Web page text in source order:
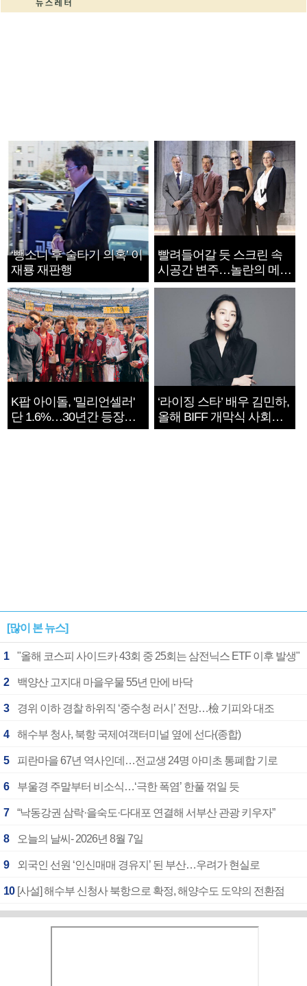
‘뺑소니 후 술타기 의혹’ 이
재룡 재판행
빨려들어갈 듯 스크린 속
시공간 변주…놀란의 메시
지는 ‘전쟁 속죄’
K팝 아이돌, '밀리언셀러'
단 1.6%…30년간 등장
1182개팀 전수조사
‘라이징 스타’ 배우 김민하,
올해 BIFF 개막식 사회자
확정
[많이 본 뉴스]
1 "올해 코스피 사이드카 43회 중 25회는 삼전닉스 ETF 이후 발생"
2 백양산 고지대 마을우물 55년 만에 바닥
3 경위 이하 경찰 하위직 ‘중수청 러시’ 전망…檢 기피와 대조
4 해수부 청사, 북항 국제여객터미널 옆에 선다(종합)
5 피란마을 67년 역사인데…전교생 24명 아미초 통폐합 기로
6 부울경 주말부터 비소식…‘극한 폭염’ 한풀 꺾일 듯
7 “낙동강권 삼락·을숙도·다대포 연결해 서부산 관광 키우자”
8 오늘의 날씨- 2026년 8월 7일
9 외국인 선원 ‘인신매매 경유지’ 된 부산…우려가 현실로
10 [사설] 해수부 신청사 북항으로 확정, 해양수도 도약의 전환점